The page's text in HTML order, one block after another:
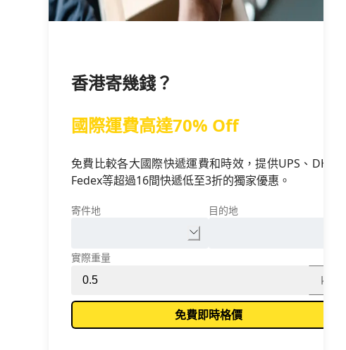
香港寄幾錢？
國際運費高達70% Off
免費比較各大國際快遞運費和時效，提供UPS、DHL、
Fedex等超過16間快遞低至3折的獨家優惠。
寄件地 目的地
實際重量
kg
免費即時格價